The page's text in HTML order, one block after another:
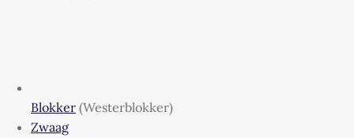
Blokker (Westerblokker)
Zwaag